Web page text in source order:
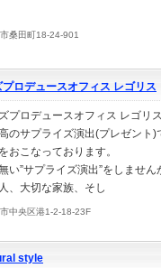
桑田町18-24-901
ロデュースオフィス レゴリス
プロデュースオフィス レゴリ
のサプライズ演出(プレゼント
おこなっております。
い”サプライズ演出”をしません
、大切な家族、そし
中央区港1-2-18-23F
style